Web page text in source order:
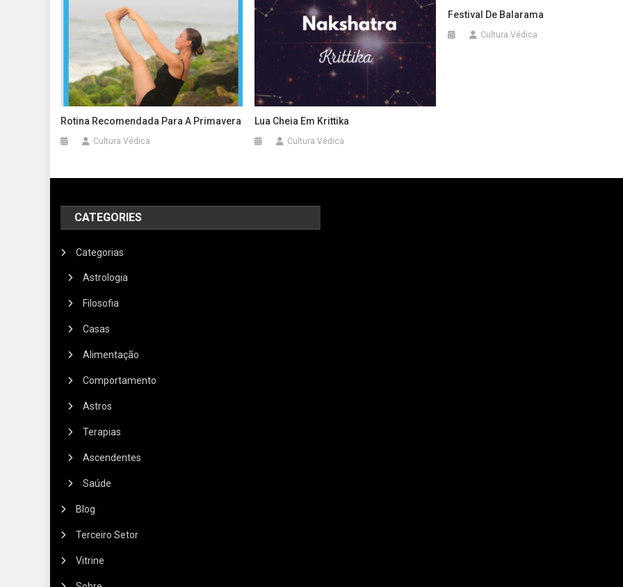
Rotina Recomendada Para A Primavera
Cultura Védica
Lua Cheia Em Krittika
Cultura Védica
Festival De Balarama
Cultura Védica
CATEGORIES
Categorias
Astrologia
Filosofia
Casas
Alimentação
Comportamento
Astros
Terapias
Ascendentes
Saúde
Blog
Terceiro Setor
Vitrine